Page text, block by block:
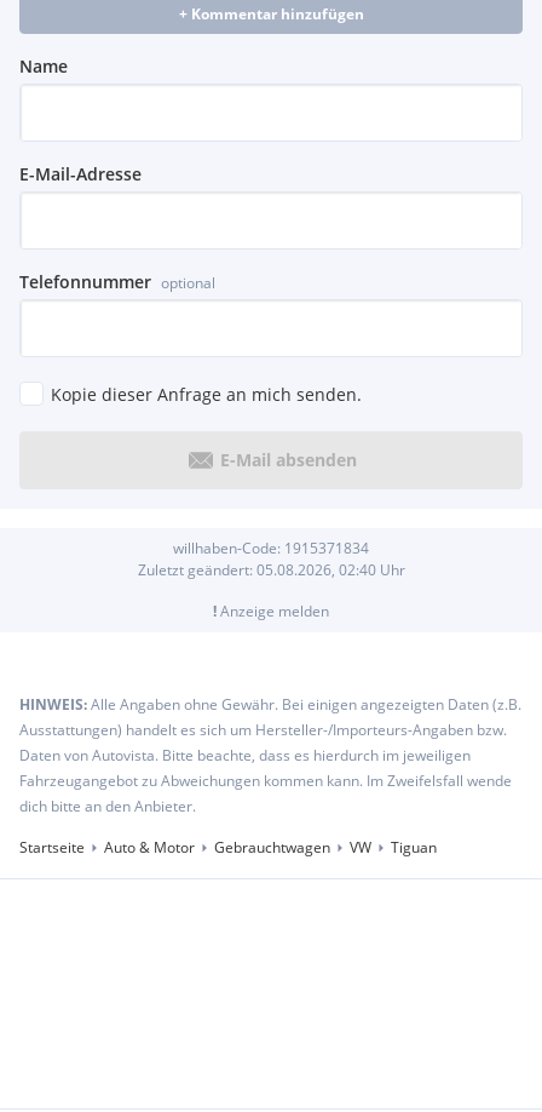
+ Kommentar hinzufügen
Name
E-Mail-Adresse
Telefonnummer optional
Kopie dieser Anfrage an mich senden.
E-Mail absenden
willhaben-Code: 1915371834
Zuletzt geändert: 05.08.2026, 02:40Uhr
!Anzeige melden
HINWEIS:Alle Angaben ohne Gewähr. Bei einigen angezeigten Daten (z.B.
Ausstattungen) handelt es sich um Hersteller-/Importeurs-Angaben bzw.
Daten von Autovista. Bitte beachte, dass es hierdurch im jeweiligen
Fahrzeugangebot zu Abweichungen kommen kann. Im Zweifelsfall wende
dich bitte an den Anbieter.
Startseite
Auto & Motor Gebrauchtwagen VW Tiguan